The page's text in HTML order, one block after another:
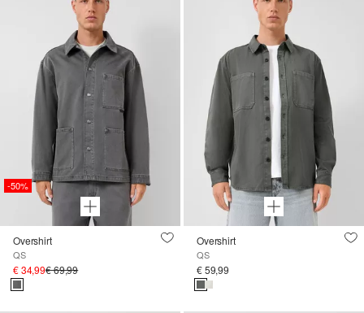
-50%
Overshirt
QS
€ 34,99€ 69,99
Overshirt
QS
€ 59,99